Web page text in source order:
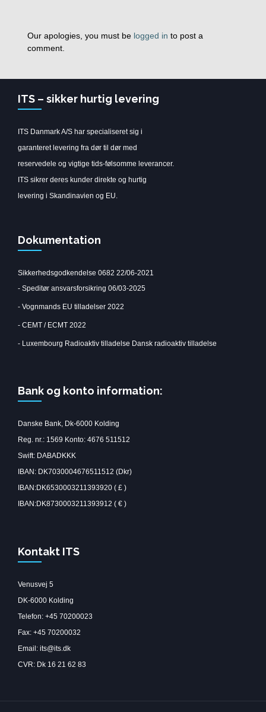
Our apologies, you must be logged in to post a
comment.
ITS – sikker hurtig levering
ITS Danmark A/S har specialiseret sig i
garanteret levering fra dør til dør med
reservedele og vigtige tids-følsomme leverancer.
ITS sikrer deres kunder direkte og hurtig
levering i Skandinavien og EU.
Dokumentation
Sikkerhedsgodkendelse 0682 22/06-2021
- Speditør ansvarsforsikring 06/03-2025
- Vognmands EU tilladelser 2022
- CEMT / ECMT 2022
- Luxembourg Radioaktiv tilladelse Dansk radioaktiv tilladelse
Bank og konto information:
Danske Bank, Dk-6000 Kolding
Reg. nr.: 1569 Konto: 4676 511512
Swift: DABADKKK
IBAN: DK7030004676511512 (Dkr)
IBAN:DK6530003211393920 ( £ )
IBAN:DK8730003211393912 ( € )
Kontakt ITS
Venusvej 5
DK-6000 Kolding
Telefon: +45 70200023
Fax: +45 70200032
Email: its@its.dk
CVR: Dk 16 21 62 83